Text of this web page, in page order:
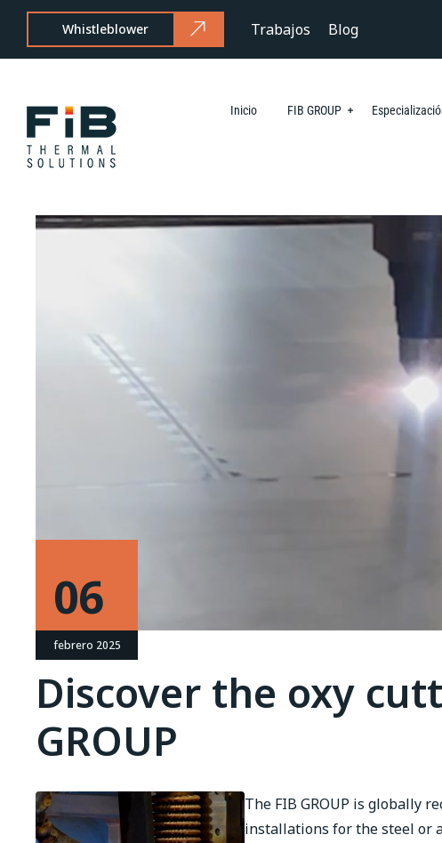
Whistleblower Trabajos Blog
Inicio FIB GROUP
06
febrero 2025
Discover the oxy
GROUP
The FIB GROUP is globally
installations for the steel or